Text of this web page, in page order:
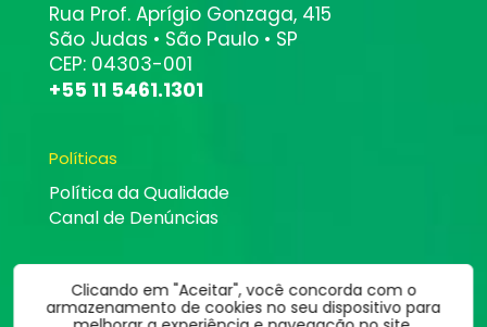
Clicando em "Aceitar", você concorda com o
armazenamento de cookies no seu dispositivo para
Rua Prof. Aprígio Gonzaga, 415
São Judas • São Paulo • SP
CEP: 04303-001
+55 11 5461.1301
Políticas
Política da Qualidade
Canal de Denúncias